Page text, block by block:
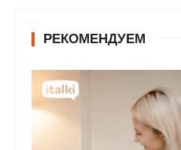
РЕКОМЕНДУЕМ